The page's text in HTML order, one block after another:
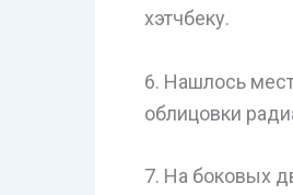
хэтчбеку.
6. Нашлось
облицовки
7. На боковых